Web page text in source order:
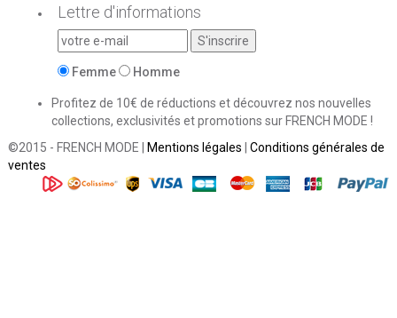
Lettre d'informations
Femme Homme
Profitez de 10€ de réductions et découvrez nos nouvelles
collections, exclusivités et promotions sur FRENCH MODE !
©2015 - FRENCH MODE |
Mentions légales
Conditions générales de
ventes